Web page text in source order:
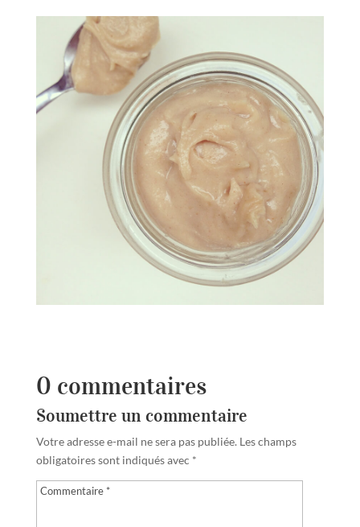
0 commentaires
Soumettre un commentaire
Votre adresse e-mail ne sera pas publiée. Les champs
obligatoires sont indiqués avec *